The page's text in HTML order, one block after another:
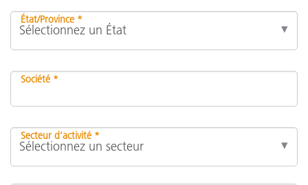
État/Province *
Société *
Secteur d’activité *